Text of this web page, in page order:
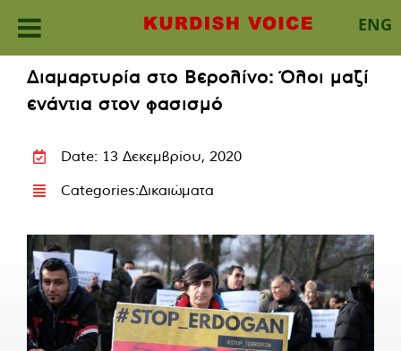
ENG
content
Διαμαρτυρία στο Βερολίνο: Όλοι μαζί
ενάντια στον φασισμό
Date: 13 Δεκεμβρίου, 2020
Categories:Δικαιώματα